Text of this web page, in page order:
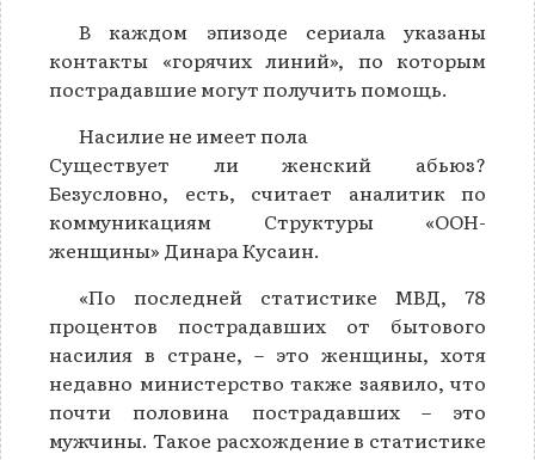
В каждом эпизоде сериала указаны
контакты «горячих линий», по которым
пострадавшие могут получить помощь.
Насилие не имеет пола
Существует ли женский абьюз?
Безусловно, есть, считает аналитик по
коммуникациям Структуры «ООН-
женщины» Динара Кусаин.
«По последней статистике МВД, 78
процентов пострадавших от бытового
насилия в стране, – это женщины, хотя
недавно министерство также заявило, что
почти половина пострадавших – это
мужчины. Такое расхождение в статистике